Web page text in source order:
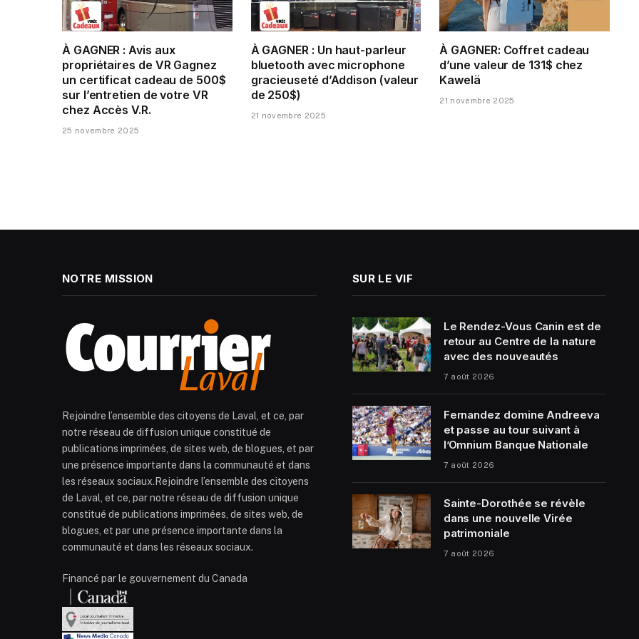
À GAGNER : Avis aux
propriétaires de VR Gagnez
un certificat cadeau de 500$
sur l’entretien de votre VR
chez Accès V.R.
25 novembre 2025
À GAGNER : Un haut-parleur
bluetooth avec microphone
gracieuseté d’Addison (valeur
de 250$)
21 novembre 2025
À GAGNER: Coffret cadeau
d’une valeur de 131$ chez
Kawelä
21 novembre 2025
NOTRE MISSION
Rejoindre l’ensemble des citoyens de Laval, et ce, par
notre réseau de diffusion unique constitué de
publications imprimées, de sites web, de blogues, et par
une présence importante dans la communauté et dans
les réseaux sociaux.Rejoindre l’ensemble des citoyens
de Laval, et ce, par notre réseau de diffusion unique
constitué de publications imprimées, de sites web, de
blogues, et par une présence importante dans la
communauté et dans les réseaux sociaux.
Financé par le gouvernement du Canada
SUR LE VIF
Le Rendez-Vous Canin est de
retour au Centre de la nature
avec des nouveautés
7 août 2026
Fernandez domine Andreeva
et passe au tour suivant à
l’Omnium Banque Nationale
7 août 2026
Sainte-Dorothée se révèle
dans une nouvelle Virée
patrimoniale
7 août 2026